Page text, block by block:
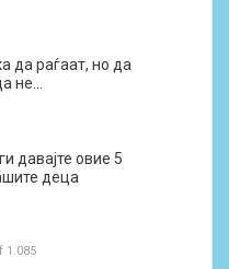
да раѓаат, но да
не…
давајте овие 5
деца
1.085